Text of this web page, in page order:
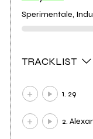
Sperimentale,
TRACKLIST
1. 29
2.